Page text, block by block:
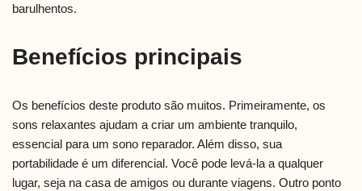
barulhentos.
Benefícios principais
Os benefícios deste produto são muitos. Primeiramente, os
sons relaxantes ajudam a criar um ambiente tranquilo,
essencial para um sono reparador. Além disso, sua
portabilidade é um diferencial. Você pode levá-la a qualquer
lugar, seja na casa de amigos ou durante viagens. Outro ponto